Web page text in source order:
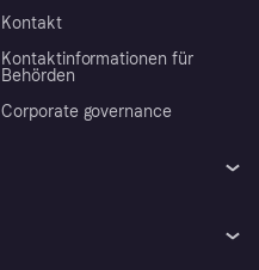
Kontakt
Kontaktinformationen für
Behörden
Corporate governance